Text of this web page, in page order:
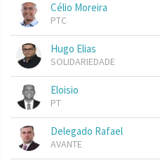
Célio Moreira
PTC
Hugo Elias
SOLIDARIEDADE
Eloisio
PT
Delegado Rafael
AVANTE